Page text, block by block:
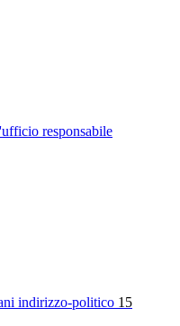
responsabile
indirizzo-politico 15